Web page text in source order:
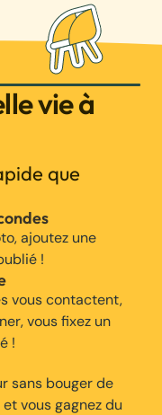
vie à
que
ajoutez une
!
vous contactent,
vous fixez un
!
sans bouger de
vous gagnez du